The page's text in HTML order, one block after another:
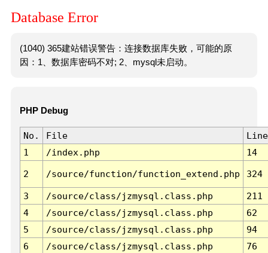
Database Error
(1040) 365建站错误警告：连接数据库失败，可能的原
因：1、数据库密码不对; 2、mysql未启动。
PHP Debug
No. File
Line
1
/index.php 14
2 /source/function/function_extend.php 324
3 /source/class/jzmysql.class.php
211
4
/source/class/jzmysql.class.php
62
5
/source/class/jzmysql.class.php
94
6
/source/class/jzmysql.class.php 76